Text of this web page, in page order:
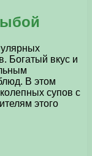
Богатый вкус и
В этом
супов с
этого